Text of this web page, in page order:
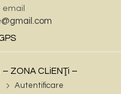
– ZONA CLiENŢi –
Autentificare